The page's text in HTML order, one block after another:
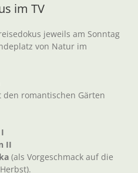
im TV
jeweils am Sonntag
von Natur im
den romantischen Gärten
I
II
(als Vorgeschmack auf die